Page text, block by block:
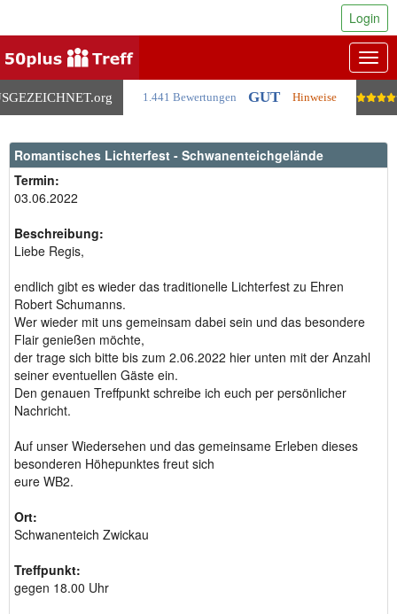
.org 1.441 Bewertungen GUT Hinweise
Login
Romantisches Lichterfest - Schwanenteichgelände
Termin:
03.06.2022
Beschreibung:
Liebe Regis,
endlich gibt es wieder das traditionelle Lichterfest zu Ehren
Robert Schumanns.
Wer wieder mit uns gemeinsam dabei sein und das besondere
Flair genießen möchte,
der trage sich bitte bis zum 2.06.2022 hier unten mit der Anzahl
seiner eventuellen Gäste ein.
Den genauen Treffpunkt schreibe ich euch per persönlicher
Nachricht.
Auf unser Wiedersehen und das gemeinsame Erleben dieses
besonderen Höhepunktes freut sich
eure WB2.
Ort:
Schwanenteich Zwickau
Treffpunkt:
gegen 18.00 Uhr